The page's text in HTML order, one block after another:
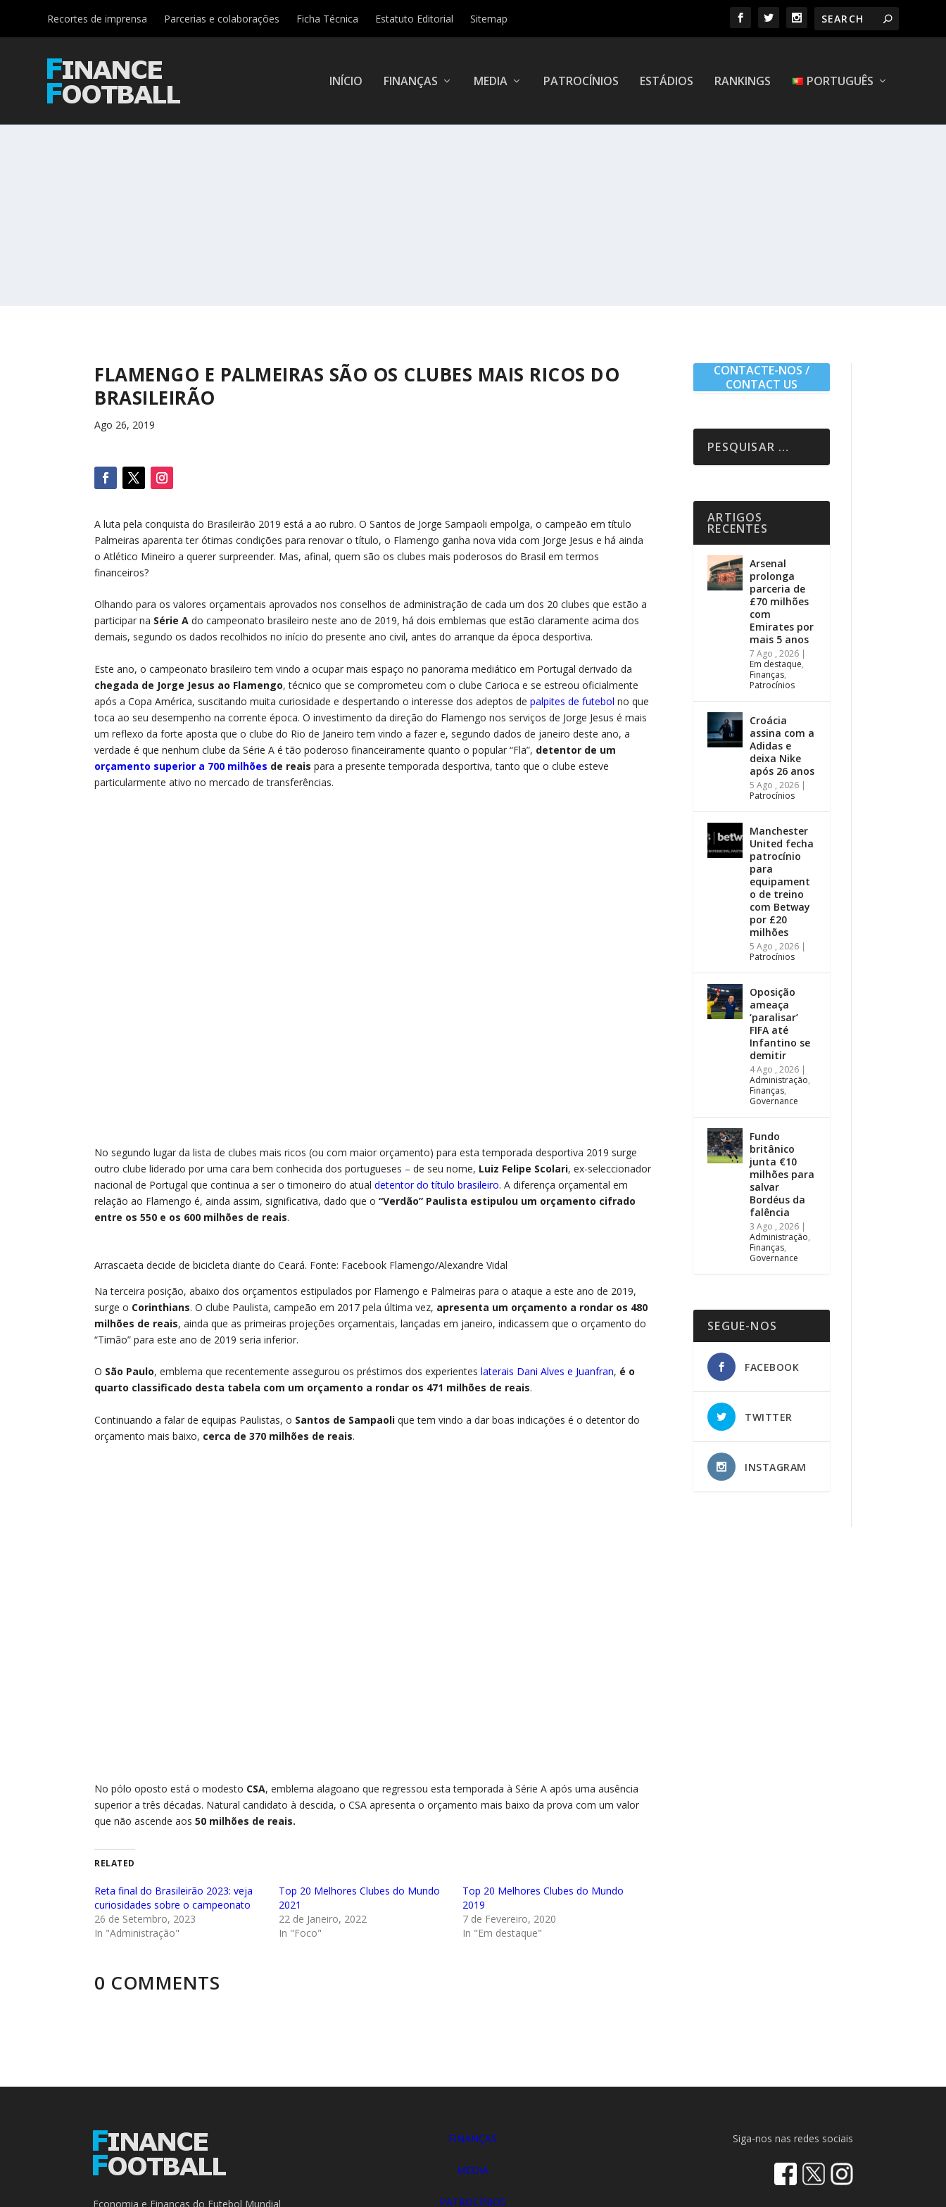
Recortes de imprensa Parcerias e colaborações Ficha Técnica Estatuto Editorial Sitemap
INÍCIO FINANÇAS MEDIA PATROCÍNIOS ESTÁDIOS RANKINGS PORTUGUÊS
FLAMENGO E PALMEIRAS SÃO OS CLUBES MAIS RICOS DO
BRASILEIRÃO
Ago 26, 2019
A luta pela conquista do Brasileirão 2019está a ao rubro. OSantos de Jorge Sampaoli empolga, o campeão em título
Palmeiras aparenta ter ótimas condições para renovar o título, o Flamengo ganha nova vida com Jorge Jesus e há ainda
oAtlético Mineiro a querer surpreender. Mas, afinal, quem são os clubes mais poderosos do Brasil em termos
financeiros?
Olhando para os valores orçamentais aprovados nos conselhos de administração de cada um dos 20 clubes que estão a
participar na Série A do campeonato brasileiro neste ano de 2019, há dois emblemas que estão claramente acima dos
demais, segundo os dados recolhidos no início do presente ano civil, antes do arranque da época desportiva.
Este ano, o campeonato brasileiro tem vindo a ocupar mais espaço no panorama mediático em Portugal derivado da
chegada de Jorge Jesus ao Flamengo, técnico que se comprometeu com o clube Carioca e se estreou oficialmente
após a Copa América, suscitando muita curiosidade e despertando o interesse dos adeptos depalpites de futebol no que
toca ao seu desempenho na corrente época. O investimento da direção do Flamengo nos serviços de Jorge Jesus é mais
um reflexo da forte aposta que o clube do Rio de Janeiro tem vindo a fazer e, segundo dados de janeiro deste ano, a
verdade é que nenhum clube da Série A é tão poderoso financeiramente quanto o popular “Fla”, detentor de um
orçamento superior a 700 milhões de reais para a presente temporada desportiva, tanto que o clube esteve
particularmente ativo no mercado de transferências.
No segundo lugar da lista de clubes mais ricos (ou com maior orçamento) para esta temporada desportiva 2019 surge
outro clube liderado por uma cara bem conhecida dos portugueses – de seu nome, Luiz Felipe Scolari, ex-seleccionador
nacional de Portugal que continua a ser o timoneiro do atualdetentor do título brasileiro. A diferença orçamental em
relação ao Flamengo é, ainda assim, significativa, dado que o“Verdão” Paulista estipulou um orçamento cifrado
entre os 550 e os 600 milhões de reais.
Arrascaeta decide de bicicleta diante do Ceará. Fonte: Facebook Flamengo/Alexandre Vidal
Na terceira posição, abaixo dos orçamentos estipulados por Flamengo e Palmeiras para o ataque a este ano de 2019,
surge o Corinthians. O clube Paulista, campeão em 2017 pela última vez, apresenta um orçamento a rondar os 480
milhões de reais, ainda que as primeiras projeções orçamentais, lançadas em janeiro, indicassem que o orçamento do
“Timão” para este ano de 2019 seria inferior.
O São Paulo, emblema que recentemente assegurou os préstimos dos experientes laterais Dani Alves e Juanfran, é o
quarto classificado desta tabela com um orçamento a rondar os 471 milhões de reais.
Continuando a falar de equipas Paulistas, o Santos de Sampaoli que tem vindo a dar boas indicações é o detentor do
orçamento mais baixo, cerca de 370 milhões de reais.
No pólo oposto está o modesto CSA, emblema alagoano que regressou esta temporada à Série A após uma ausência
superior a três décadas. Natural candidato à descida, o CSA apresenta o orçamento mais baixo da prova com um valor
que não ascende aos 50 milhões de reais.
RELATED
Reta final do Brasileirão 2023: veja
curiosidades sobre o campeonato
26 de Setembro, 2023
In "Administração"
Top 20 Melhores Clubes do Mundo
2021
22 de Janeiro, 2022
In "Foco"
Top 20 Melhores Clubes do Mundo
2019
7 de Fevereiro, 2020
In "Em destaque"
0 COMMENTS
CONTACTE-NOS /
CONTACT US
ARTIGOS
RECENTES
Arsenal
prolonga
parceria de
£70 milhões
com
Emirates por
mais 5 anos
7 Ago , 2026 |
Em destaque,
Finanças,
Patrocínios
Croácia
assina com a
Adidas e
deixa Nike
após 26 anos
5 Ago , 2026 |
Patrocínios
Manchester
United fecha
patrocínio
para
equipament
o de treino
com Betway
por £20
milhões
5 Ago , 2026 |
Patrocínios
Oposição
ameaça
‘paralisar’
FIFA até
Infantino se
demitir
4 Ago , 2026 |
Administração,
Finanças,
Governance
Fundo
britânico
junta €10
milhões para
salvar
Bordéus da
falência
3 Ago , 2026 |
Administração,
Finanças,
Governance
SEGUE-NOS
FACEBOOK
TWITTER
INSTAGRAM
Economia e Finanças do Futebol Mundial
FINANÇAS
MEDIA
PATROCÍNIOS
Siga-nos nas redes sociais